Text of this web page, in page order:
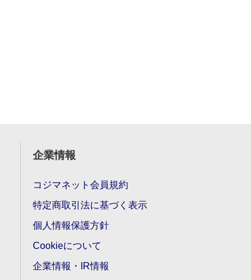
企業情報
コジマネット会員規約
特定商取引法に基づく表示
個人情報保護方針
Cookieについて
企業情報・IR情報